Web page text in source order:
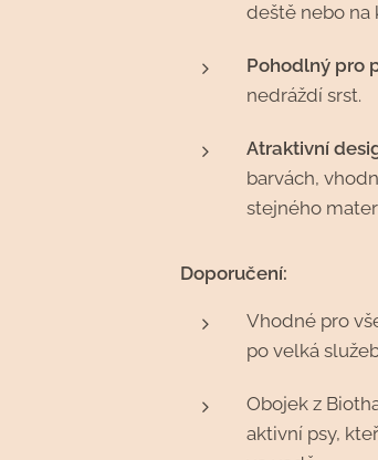
deště nebo na
Pohodlný pro
nedráždí srst.
Atraktivní
barvách,
stejného
Doporučení:
Vhodné pro
po velká
Obojek z
aktivní psy,